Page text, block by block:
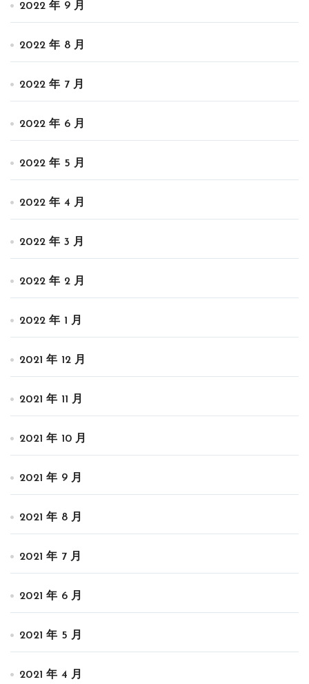
2022 年 9 月
2022 年 8 月
2022 年 7 月
2022 年 6 月
2022 年 5 月
2022 年 4 月
2022 年 3 月
2022 年 2 月
2022 年 1 月
2021 年 12 月
2021 年 11 月
2021 年 10 月
2021 年 9 月
2021 年 8 月
2021 年 7 月
2021 年 6 月
2021 年 5 月
2021 年 4 月